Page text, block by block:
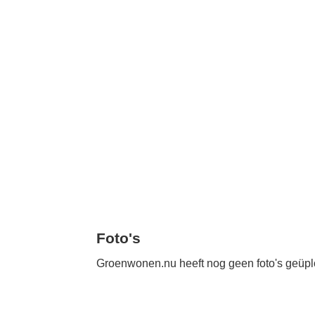
Foto's
Groenwonen.nu heeft nog geen foto's